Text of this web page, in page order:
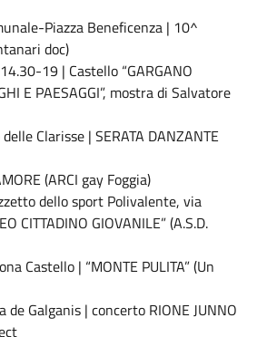
Piazza Beneficenza | 10^
doc)
19 | Castello “GARGANO
E PAESAGGI”, mostra di Salvatore
Clarisse | SERATA DANZANTE
(ARCI gay Foggia)
dello sport Polivalente, via
CITTADINO GIOVANILE” (A.S.D.
Castello | “MONTE PULITA” (Un
de Galganis | concerto RIONE JUNNO